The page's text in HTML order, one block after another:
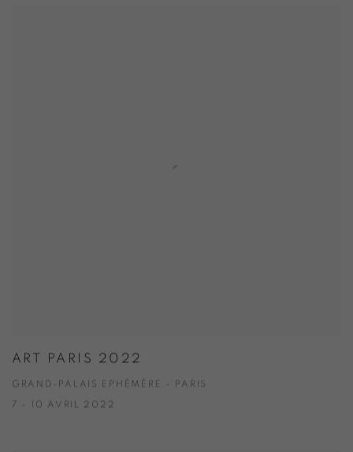
ART PARIS 2022
GRAND-PALAIS EPHÉMÈRE - PARIS
7 - 10 AVRIL 2022